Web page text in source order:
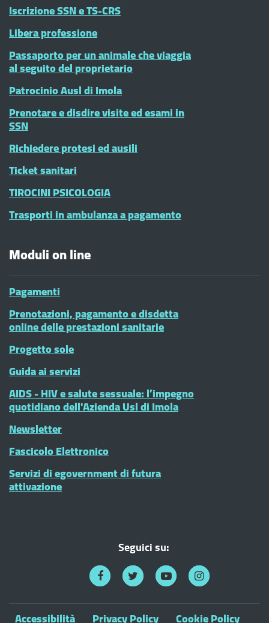
Iscrizione SSN e TS-CRS
Libera professione
Passaporto per un animale che viaggia
al seguito del proprietario
Patrocinio Ausl di Imola
Prenotare e disdire visite ed esami in
SSN
Richiedere protesi ed ausili
Ticket sanitari
TIROCINI PSICOLOGIA
Trasporti in ambulanza a pagamento
Moduli on line
Pagamenti
Prenotazioni, pagamento e disdetta
online delle prestazioni sanitarie
Progetto sole
Guida ai servizi
AIDS - HIV e salute sessuale: l’impegno
quotidiano dell'Azienda Usl di Imola
Newsletter
Fascicolo Elettronico
Servizi di egovernment di futura
attivazione
Seguici su:
Accessibilità Privacy Policy Cookie Policy